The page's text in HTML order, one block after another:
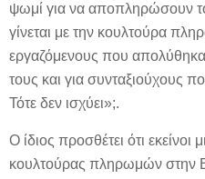
ψωμί για να αποπληρώσουν
γίνεται με την κουλτούρα
εργαζόμενους που
τους και για συνταξιούχους
Τότε δεν ισχύει»;.
Ο ίδιος προσθέτει ότι εκείνοι
κουλτούρας πληρωμών στην